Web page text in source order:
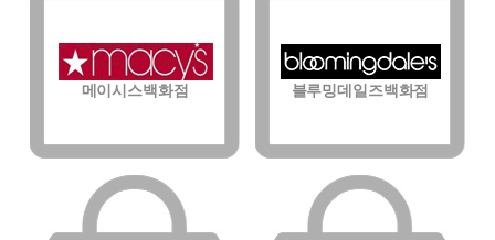
메이시스백화점 블루밍데일즈백화점